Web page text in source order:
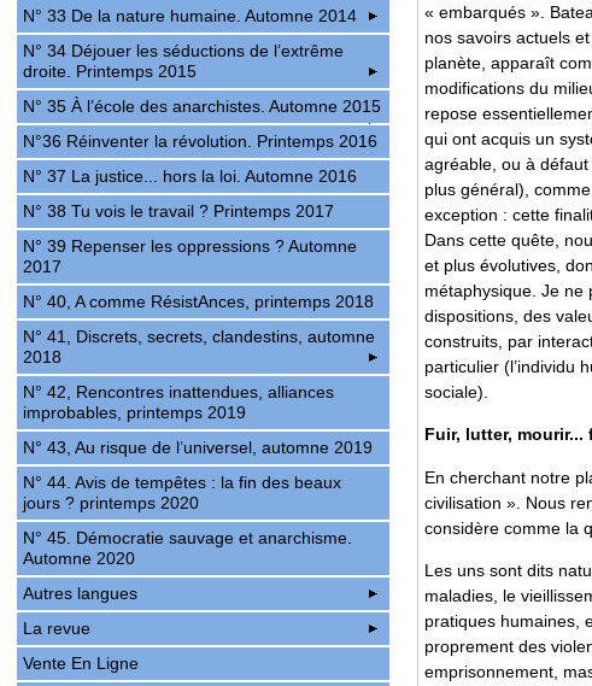
« embarqués ».
nos savoirs actuels
planète, apparaît
modifications du
repose
qui ont acquis un
agréable, ou à
plus général),
exception : cette
Dans cette quête,
et plus évolutives,
métaphysique. Je ne
dispositions, des
construits, par
particulier (l’individu
sociale).
Fuir, lutter,
En cherchant notre
civilisation ». Nous
considère comme la
Les uns sont dits
maladies, le
pratiques humaines,
proprement des
emprisonnement,
N° 33 De la nature humaine. Automne 2014
N° 34 Déjouer les séductions de l’extrême
droite. Printemps 2015
N° 35 À l’école des anarchistes. Automne 2015
N°36 Réinventer la révolution. Printemps 2016
N° 37 La justice... hors la loi. Automne 2016
N° 38 Tu vois le travail ? Printemps 2017
N° 39 Repenser les oppressions ? Automne
2017
N° 40, A comme RésistAnces, printemps 2018
N° 41, Discrets, secrets, clandestins, automne
2018
N° 42, Rencontres inattendues, alliances
improbables, printemps 2019
N° 43, Au risque de l’universel, automne 2019
N° 44. Avis de tempêtes : la fin des beaux
jours ? printemps 2020
N° 45. Démocratie sauvage et anarchisme.
Automne 2020
Autres langues
La revue
Vente En Ligne